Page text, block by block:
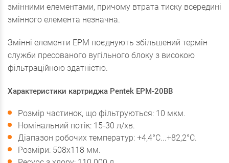
змінними елементами, причому втрата тиску всередині
змінного елемента незначна.
Змінні елементи EPM поєднують збільшений термін
служби пресованого вугільного блоку з високою
фільтраційною здатністю.
Характеристики картриджа Pentek EPM-20BB
Розмір частинок, що фільтруються: 10 мкм.
Номінальний потік: 15-30 л/хв.
Діапазон робочих температур: +4,4°С...+82,2°С.
Розміри: 508х118 мм.